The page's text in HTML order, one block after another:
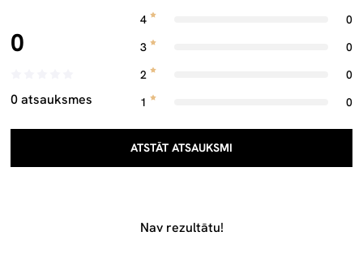
0
0 atsauksmes
4
0
3
0
2
0
1
0
ATSTĀT ATSAUKSMI
Nav rezultātu!